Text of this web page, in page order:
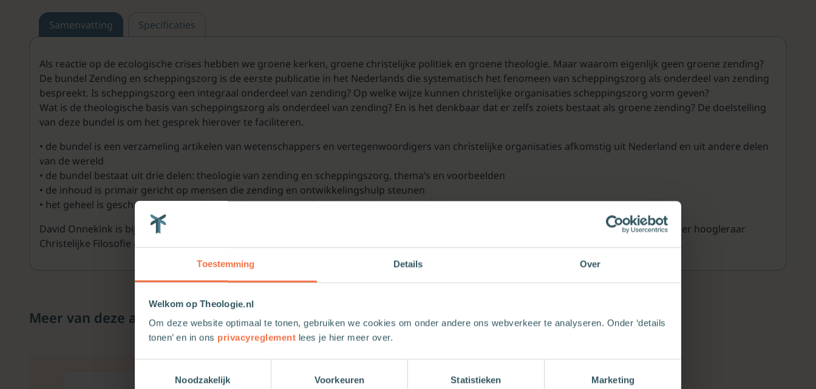
Toestemming Details Over
Welkom op Theologie.nl
Om deze website optimaal te tonen, gebruiken we cookies om onder andere ons webverkeer te analyseren. Onder ‘details
tonen’ en in ons privacyreglement lees je hier meer over.
Noodzakelijk
Voorkeuren Statistieken Marketing
Samenvatting Specificaties
Als reactie op de ecologische crises hebben we groene kerken, groene christelijke politiek en groene theologie. Maar waarom eigenlijk geen groene zending?
De bundel Zending en scheppingszorg is de eerste publicatie in het Nederlands die systematisch het fenomeen van scheppingszorg als onderdeel van zending
bespreekt. Is scheppingszorg een integraal onderdeel van zending? Op welke wijze kunnen christelijke organisaties scheppingszorg vorm geven?
Wat is de theologische basis van scheppingszorg als onderdeel van zending? En is het denkbaar dat er zelfs zoiets bestaat als groene zending? De doelstelling
van deze bundel is om het gesprek hierover te faciliteren.
• de bundel is een verzameling artikelen van wetenschappers en vertegenwoordigers van christelijke organisaties afkomstig uit Nederland en uit andere delen
van de wereld
• de bundel bestaat uit drie delen: theologie van zending en scheppingszorg, thema’s en voorbeelden
• de inhoud is primair gericht op mensen die zending en ontwikkelingshulp steunen
• het geheel is geschreven door professionals maar toegankelijk voor geïnteresseerde lezers
David Onnekink is bijzonder hoogleraar Christelijk Ecologisch Denken aan de Theologische Universiteit Utrecht; Jan van der Stoep is bijzonder hoogleraar
Christelijke Filosofie aan Wageningen University Research.
Meer van deze auteur